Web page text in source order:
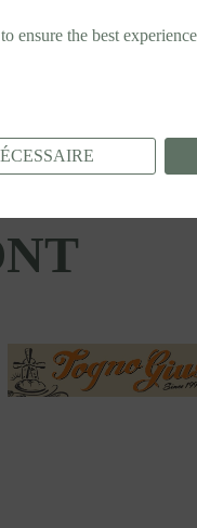
ensure the best